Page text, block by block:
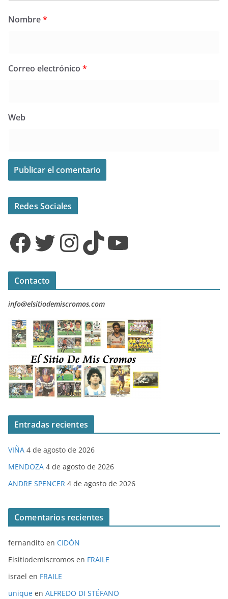
Nombre*
Correo electrónico *
Web
Redes Sociales
Facebook Twitter InstagramTikTok YouTube
Contacto
info@elsitiodemiscromos.com
Entradas recientes
VIÑA 4 de agosto de 2026
MENDOZA 4 de agosto de 2026
ANDRE SPENCER 4 de agosto de 2026
Comentarios recientes
fernandito en CIDÓN
Elsitiodemiscromos en FRAILE
israel en FRAILE
unique en ALFREDO DI STÉFANO